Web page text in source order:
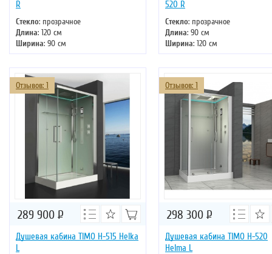
R
Стекло: прозрачное
Длина: 120 см
Ширина: 90 см
Высота: 220 см
Форма: прямоугольная
Двери: раздвижные
520 R
Стекло: прозрачное
Длина: 90 см
Ширина: 120 см
Высота: 220 см
Форма: прямоугольная
Двери: раздвижные
Отзывов: 1
Душевая кабина TIMO H-515 Helka
L
289 900 Р
Отзывов: 1
Душевая кабина TIMO H-520
Helma L
298 300 Р